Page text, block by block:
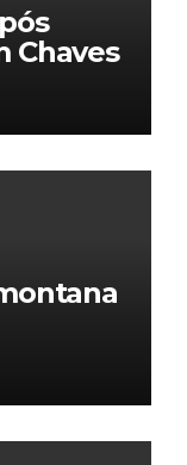
Chaves